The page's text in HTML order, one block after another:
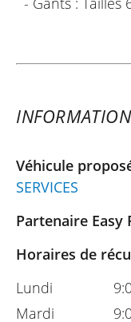
Véhicule
SERVICES
Partenaire Easy
Horaires de
Lundi
Mardi